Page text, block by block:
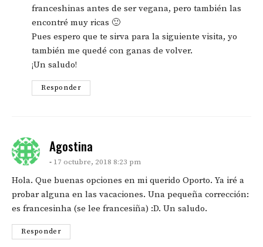
franceshinas antes de ser vegana, pero también las
encontré muy ricas 🙂
Pues espero que te sirva para la siguiente visita, yo
también me quedé con ganas de volver.
¡Un saludo!
Responder
Agostina
17 octubre, 2018 8:23 pm
Hola. Que buenas opciones en mi querido Oporto. Ya iré a
probar alguna en las vacaciones. Una pequeña corrección:
es francesinha (se lee francesiña) :D. Un saludo.
Responder